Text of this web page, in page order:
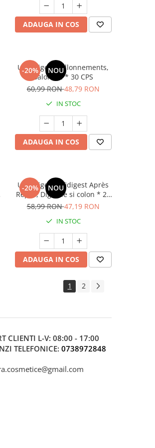
ADAUGA IN COS
-20% NOU
Ultradigest Ballonnements,
Balonare * 30 CPS
60,99 RON48,79 RON
IN STOC
ADAUGA IN COS
-20% NOU
Ultradigest Effidigest Après
Repas, Digestie si colon * 24
cmp
58,99 RON47,19 RON
IN STOC
ADAUGA IN COS
1 2
CLIENTI L-V: 08:00 - 17:00
TELEFONICE: 0738972848